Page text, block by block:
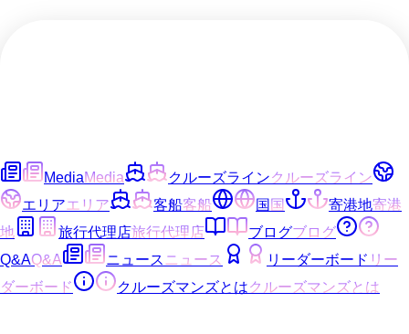
MediaMedia クルーズラインクルーズライン
エリアエリア 客船客船 国国 寄港地寄港
地
旅行代理店旅行代理店 ブログブログ
Q&AQ&A ニュース ニュース リーダーボード リー
ダーボード
クルーズマンズとはクルーズマンズとは